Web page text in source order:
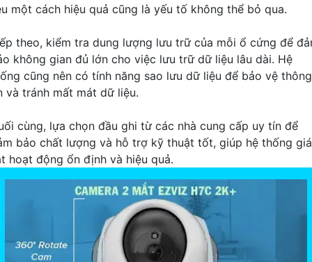
một cách hiệu quả cũng là yếu tố không thể bỏ qua.
theo, kiểm tra dung lượng lưu trữ của mỗi ổ cứng để
không gian đủ lớn cho việc lưu trữ dữ liệu lâu dài. Hệ
cũng nên có tính năng sao lưu dữ liệu để bảo vệ thông
và tránh mất mát dữ liệu.
cùng, lựa chọn đầu ghi từ các nhà cung cấp uy tín để
bảo chất lượng và hỗ trợ kỹ thuật tốt, giúp hệ thống
hoạt động ổn định và hiệu quả.